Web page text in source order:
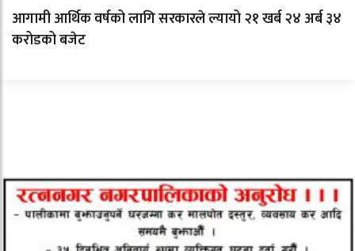
आगामी आर्थिक वर्षको लागि सरकारले ल्यायो २१ खर्ब २४ अर्ब ३४
करोडको बजेट